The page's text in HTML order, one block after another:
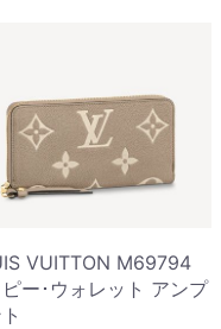
VUITTON M69794
ー･ウォレット アンプ